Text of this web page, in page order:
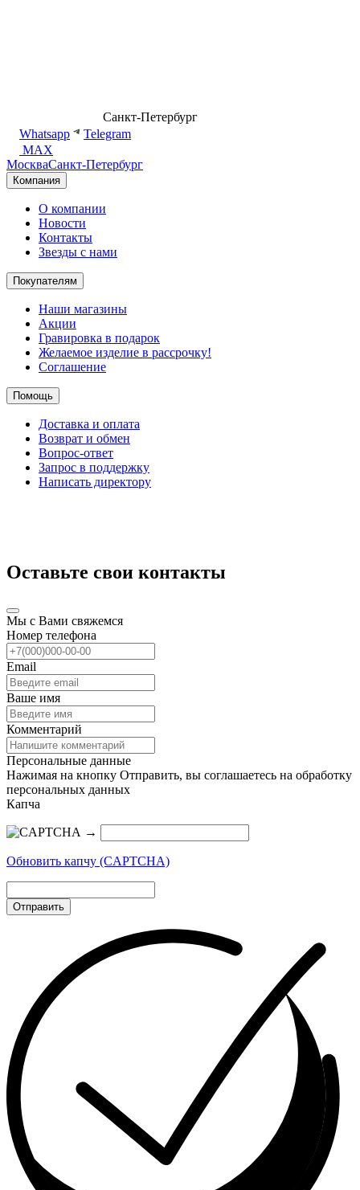
Санкт-Петербург
Whatsapp
Telegram
MAX
МоскваСанкт-Петербург
Компания
О компании
Новости
Контакты
Звезды с нами
Покупателям
Наши магазины
Акции
Гравировка в подарок
Желаемое изделие в рассрочку!
Соглашение
Помощь
Доставка и оплата
Возврат и обмен
Вопрос-ответ
Запрос в поддержку
Написать директору
Оставьте свои контакты
Мы с Вами свяжемся
Номер телефона
Email
Ваше имя
Комментарий
Персональные данные
Нажимая на кнопку Отправить, вы соглашаетесь на обработку
персональных данных
Капча
→
Обновить капчу (CAPTCHA)
Отправить